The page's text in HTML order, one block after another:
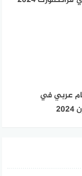
عربي في